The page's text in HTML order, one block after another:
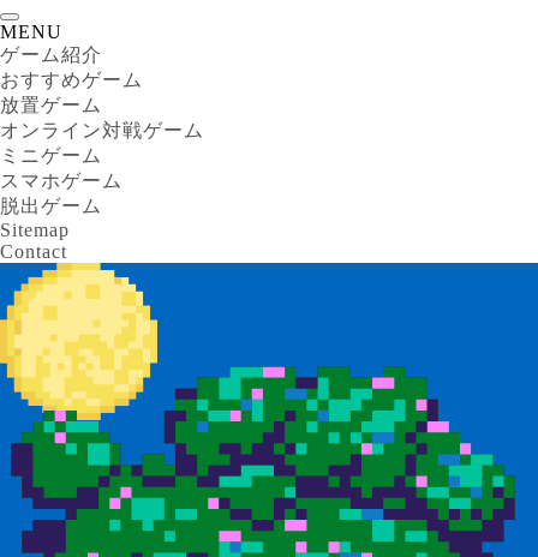
MENU
ゲーム紹介
おすすめゲーム
放置ゲーム
オンライン対戦ゲーム
ミニゲーム
スマホゲーム
脱出ゲーム
Sitemap
Contact